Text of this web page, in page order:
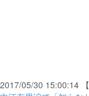
2017/05/30 15:00:14 【